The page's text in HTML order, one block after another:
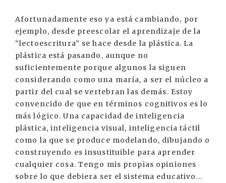
Afortunadamente eso ya está cambiando, por
ejemplo, desde preescolar el aprendizaje de la
“lectoescritura” se hace desde la plástica. La
plástica está pasando, aunque no
suficientemente porque algunos la siguen
considerando como una maría, a ser el núcleo a
partir del cual se vertebran las demás. Estoy
convencido de que en términos cognitivos es lo
más lógico. Una capacidad de inteligencia
plástica, inteligencia visual, inteligencia táctil
como la que se produce modelando, dibujando o
construyendo es insustituible para aprender
cualquier cosa. Tengo mis propias opiniones
sobre lo que debiera ser el sistema educativo...